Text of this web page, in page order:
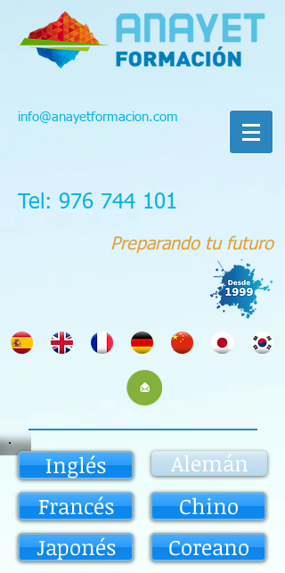
info@anayetformacion.com
Tel: 976 744 101
Preparando tu futuro
Inglés
Francés
Japonés
Alemán
Chino
Coreano